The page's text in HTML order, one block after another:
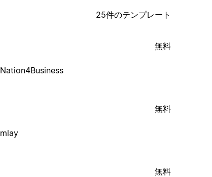
25件のテンプレート
Nation4Business
無料
mlay
無料
無料